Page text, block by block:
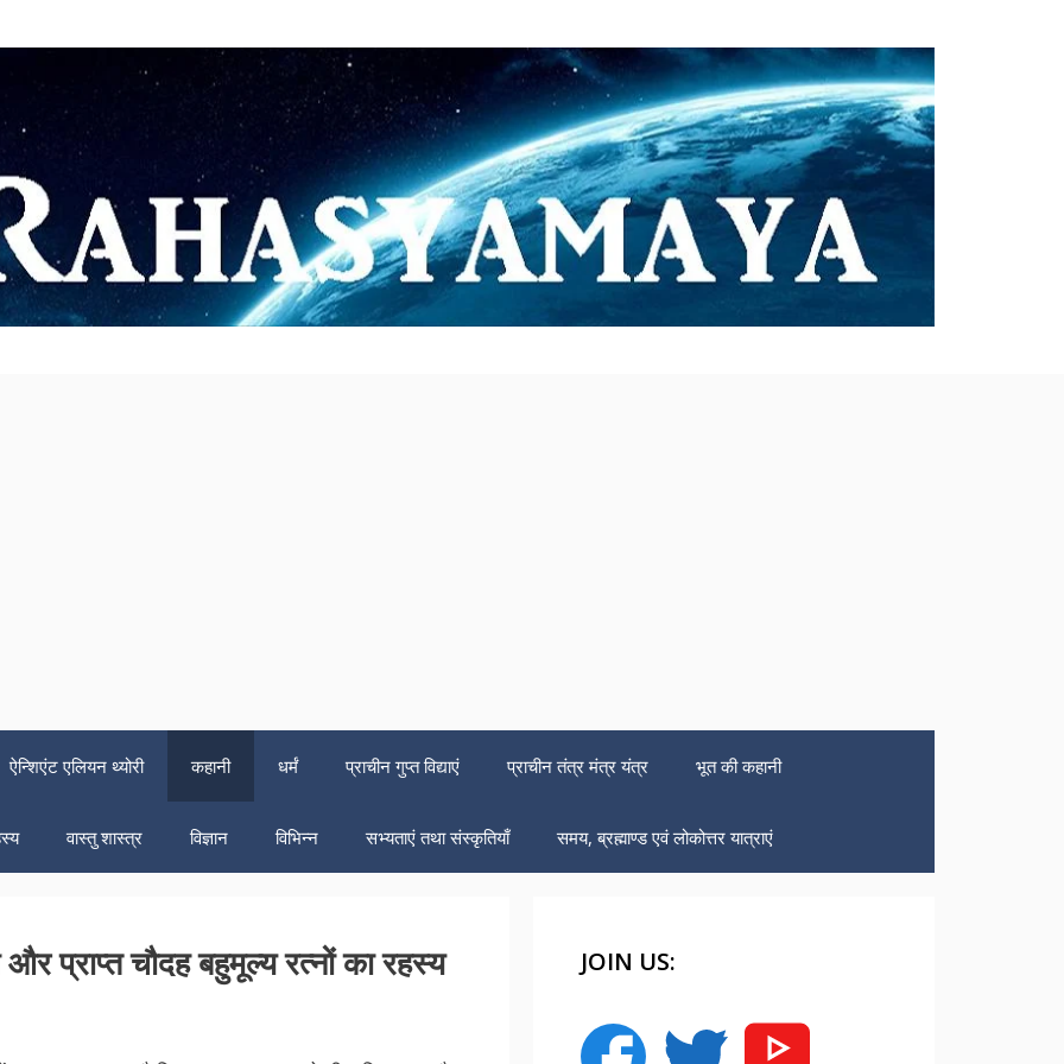
ऐन्शिएंट एलियन थ्योरी कहानी धर्मं प्राचीन गुप्त विद्याएं प्राचीन तंत्र मंत्र यंत्र भूत की कहानी
वास्तु शास्त्र विज्ञान विभिन्न सभ्यताएं तथा संस्कृतियाँ समय, ब्रह्माण्ड एवं लोकोत्तर यात्राएं
प्राप्त चौदह बहुमूल्य रत्नों का रहस्य JOIN US: